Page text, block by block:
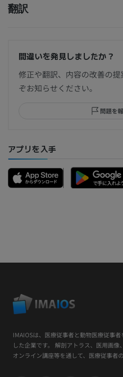
翻訳
間違いを発見しましたか？
修正や翻訳、内容の改善の
ぞお知らせください。
問題を
アプリを入手
IMAIOSは、医療従事者と動物医療従事
した企業です。 解剖アトラス、医用画像
オンライン講座等を通して、医療従事者